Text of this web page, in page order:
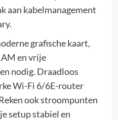
aan kabelmanagement
grafische kaart,
en vrije
nodig. Draadloos
Wi-Fi 6/6E-router
ook stroompunten
setup stabiel en